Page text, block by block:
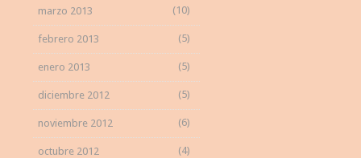
marzo 2013 (10)
febrero 2013 (5)
enero 2013 (5)
diciembre 2012 (5)
noviembre 2012 (6)
octubre 2012 (4)